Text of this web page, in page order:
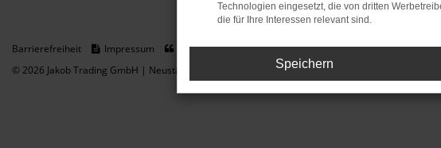
Barrierefreiheit Impressum Datenschutz
Cookie Einstellungen
© 2026 Jakob Trading GmbH | Neustädter Straße 1 | DE-08223 Neustadt/Vogtland | fj@jakob-
Technologien eingesetzt, die von dritten
die für Ihre Interessen relevant sind.
Speichern